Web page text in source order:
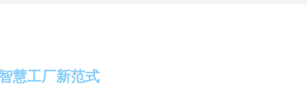
慧工厂新范式